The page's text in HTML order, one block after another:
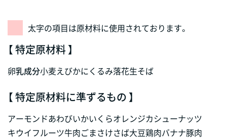
太字の項目は原材料に使用されております。
【 特定原材料 】
卵乳成分小麦えびかにくるみ落花生そば
【 特定原材料に準ずるもの 】
アーモンドあわびいかいくらオレンジカシューナッツ
キウイフルーツ牛肉ごまさけさば大豆鶏肉バナナ豚肉